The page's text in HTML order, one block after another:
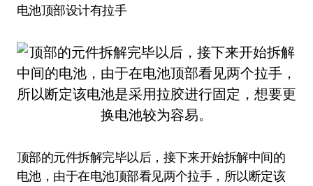
电池顶部设计有拉手
顶部的元件拆解完毕以后，接下来开始拆解中间的
电池，由于在电池顶部看见两个拉手，所以断定该